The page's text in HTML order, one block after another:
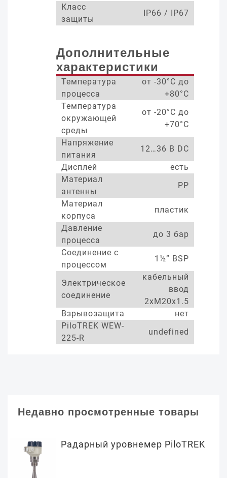
Класс
защиты
IP66 / IP67
Дополнительные
характеристики
Температура
процесса
от -30°С до
+80°С
Температура
окружающей
среды
от -20°С до
+70°С
Напряжение
питания
12…36 В DC
Дисплей
есть
Материал
антенны
PP
Материал
корпуса
пластик
Давление
процесса
до 3 бар
Соединение с
процессом
1½” BSP
Электрическое
соединение
кабельный
ввод
2xM20x1.5
Взрывозащита
нет
PiloTREK WEW-
225-R
undefined
Недавно просмотренные товары
Радарный уровнемер PiloTREK